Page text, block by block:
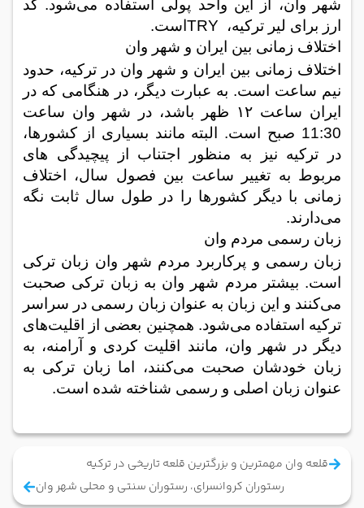
شهر وان، از این واحد پولی استفاده می‌شود. کد
ارز برای لیر ترکیه،
TRY است.
اختلاف زمانی بین ایران و شهر وان
اختلاف زمانی بین ایران و شهر وان در ترکیه، حدود
نیم ساعت است. به عبارت دیگر، در هنگامی که در
ایران ساعت ۱۲ ظهر باشد، در شهر وان ساعت
11:30 صبح است. البته مانند بسیاری از کشورها،
در ترکیه نیز به منظور اجتناب از پیچیدگی های
مربوط به تغییر ساعت بین فصول سال، اختلاف
زمانی با دیگر کشورها را در طول سال ثابت نگه
می‌دارند.
زبان رسمی مردم وان
زبان رسمی و پرکاربرد مردم شهر وان زبان ترکی
است. بیشتر مردم شهر وان به زبان ترکی صحبت
می‌کنند و این زبان به عنوان زبان رسمی در سراسر
ترکیه استفاده می‌شود. همچنین بعضی از اقلیت‌های
دیگر در شهر وان، مانند اقلیت کردی و آرامنه، به
زبان خودشان صحبت می‌کنند، اما زبان ترکی به
عنوان زبان اصلی و رسمی شناخته شده است.
قلعه وان مهمترین و بزرگترین قلعه تاریخی در ترکیه
رستوران کروانسرای، رستوران سنتی و محلی شهر وان